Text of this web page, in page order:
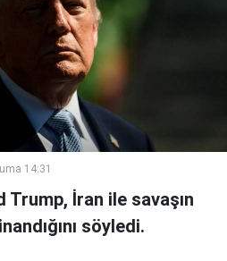
14:31
Trump, İran ile savaşın
söyledi.